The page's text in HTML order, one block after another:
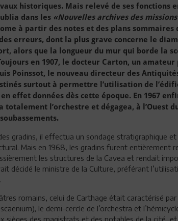
historiques. Mais relevé de ses fonctions
dans les «Nouvelles archives des
à partir des notes et des plans sommaires
erreurs, dont la plus grave concerne le
alors que la longueur du mur qui borde la
en 1907, le docteur Carton, un
Poinssot, le nouveau directeur des
surtout à permettre l’utilisation de
effet données dès cette époque. En 1967
totalement l’orchestre et dégagea, à l’Ouest
gradins, il effectua un sondage stratigraphique
Mais en 1968, les gradins furent entièrement
les structures de la Cavea et rendait
décidé le ministre de la Culture, préférant
romains, celui de Carthage était caractérisé
le demi-cercle de l’orchestra et
sièges des magistrats et des notables de la cité,